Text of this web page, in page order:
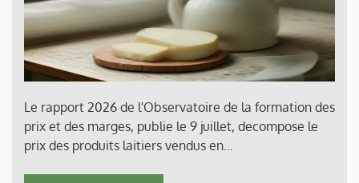
Le rapport 2026 de l'Observatoire de la formation des
prix et des marges, publie le 9 juillet, decompose le
prix des produits laitiers vendus en…